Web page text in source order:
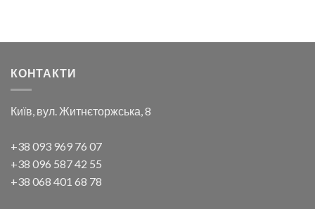
КОНТАКТИ
Київ, вул. Житнєторжська, 8
+38 093 969 76 07
+38 096 587 42 55
+38 068 401 68 78